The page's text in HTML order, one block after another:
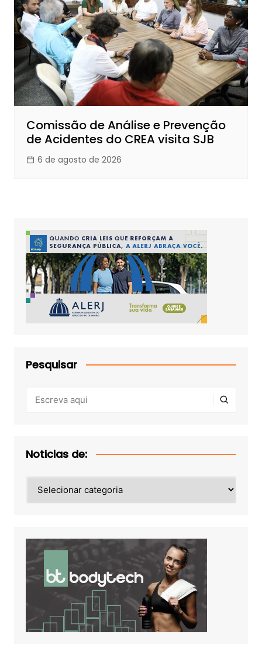
Comissão de Análise e Prevenção
de Acidentes do CREA visita SJB
6 de agosto de 2026
Pesquisar
Noticias de:
de: